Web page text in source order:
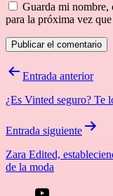
Guarda mi nombre,
para la próxima vez
Navegación
entradas
Entrada anterior
¿Es Vinted seguro? Te
Entrada siguiente
Zara Edited,
de la moda